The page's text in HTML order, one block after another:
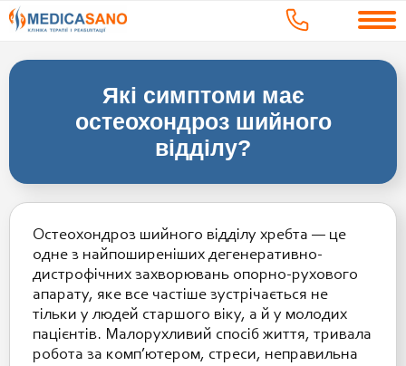
Які симптоми має
остеохондроз шийного
відділу?
Остеохондроз шийного відділу хребта — це
одне з найпоширеніших дегенеративно-
дистрофічних захворювань опорно-рухового
апарату, яке все частіше зустрічається не
тільки у людей старшого віку, а й у молодих
пацієнтів. Малорухливий спосіб життя, тривала
робота за комп’ютером, стреси, неправильна